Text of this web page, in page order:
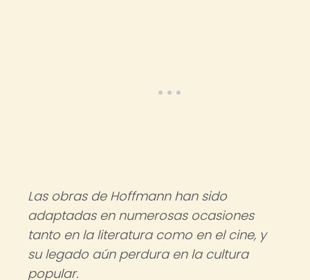
Las obras de Hoffmann han sido
adaptadas en numerosas ocasiones
tanto en la literatura como en el cine, y
su legado aún perdura en la cultura
popular.